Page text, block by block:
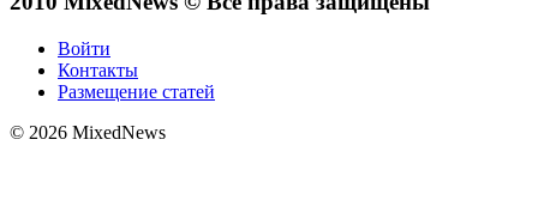
Войти
Контакты
Размещение статей
© 2026 MixedNews